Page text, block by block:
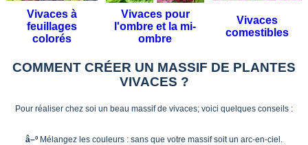
Vivaces à
feuillages
colorés
Vivaces pour
l'ombre et la mi-
ombre
Vivaces
comestibles
COMMENT CRÉER UN MASSIF DE PLANTES
VIVACES ?
Pour réaliser chez soi un beau massif de vivaces; voici quelques conseils :
â–º Mélangez les couleurs : sans que votre massif soit un arc-en-ciel.